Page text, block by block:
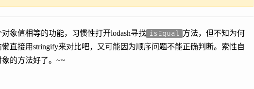
象值相等的功能，习惯性打开lodash寻找 isEqual 方法，但不知为何
直接用stringify来对比吧，又可能因为顺序问题不能正确判断。索性自
的方法好了。~~